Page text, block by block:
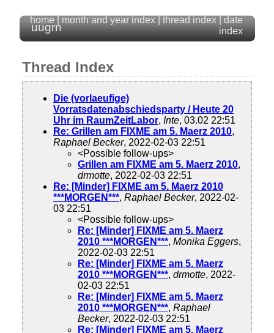
uugrn
home month and year index thread index
date
index
Thread Index
Die (vorlaeufige)
Vorratsdatenabschiedsparty / Heute 20
Uhr im RaumZeitLabor, Inte, 03.02 22:51
Re: Grillen am FIXME am 5. Maerz 2010,
Raphael Becker, 2022-02-03 22:51
<Possible follow-ups>
Grillen am FIXME am 5. Maerz 2010,
drmotte, 2022-02-03 22:51
Re: [Minder] FIXME am 5. Maerz 2010
***MORGEN***, Raphael Becker, 2022-02-
03 22:51
<Possible follow-ups>
Re: [Minder] FIXME am 5. Maerz
2010 ***MORGEN***, Monika Eggers,
2022-02-03 22:51
Re: [Minder] FIXME am 5. Maerz
2010 ***MORGEN***, drmotte, 2022-
02-03 22:51
Re: [Minder] FIXME am 5. Maerz
2010 ***MORGEN***, Raphael
Becker, 2022-02-03 22:51
Re: [Minder] FIXME am 5. Maerz